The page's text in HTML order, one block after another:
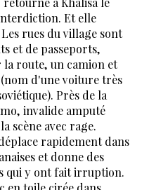
Et elle
rues du village sont
et de passeports,
la route, un camion et
d'une voiture très
Près de la
invalide amputé
scène avec rage.
rapidement dans
et donne des
qui y ont fait irruption.